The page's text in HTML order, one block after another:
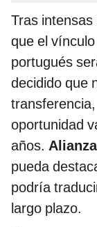
Tras
que el
portugués
decidido que
oportunidad
años.
pueda
podría
largo plazo.